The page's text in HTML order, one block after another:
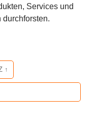
Services und